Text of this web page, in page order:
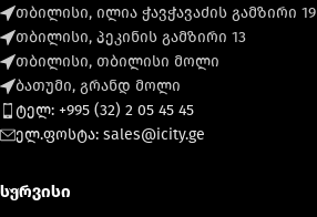
თბილისი, ილია ჭავჭავაძის გამზირი 19
თბილისი, პეკინის გამზირი 13
თბილისი, თბილისი მოლი
ბათუმი, გრანდ მოლი
ტელ: +995 (32) 2 05 45 45
ელ.ფოსტა: sales@icity.ge
სერვისი